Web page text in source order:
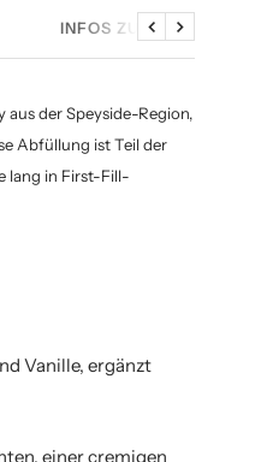
INFOS ZU DEN SAMPLES
ZurückWeiter
aus der Speyside-Region,
Abfüllung ist Teil der
lang in First-Fill-
Vanille, ergänzt
einer cremigen